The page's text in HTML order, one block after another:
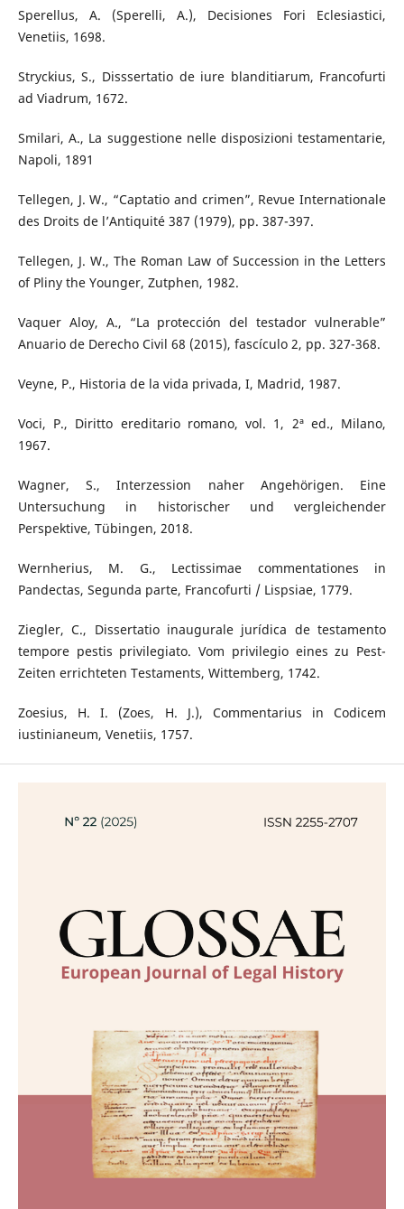
Sperellus, A. (Sperelli, A.), Decisiones Fori Eclesiastici,
Venetiis, 1698.
Stryckius, S., Disssertatio de iure blanditiarum, Francofurti
ad Viadrum, 1672.
Smilari, A., La suggestione nelle disposizioni testamentarie,
Napoli, 1891
Tellegen, J. W., “Captatio and crimen”, Revue Internationale
des Droits de l’Antiquité 387 (1979), pp. 387-397.
Tellegen, J. W., The Roman Law of Succession in the Letters
of Pliny the Younger, Zutphen, 1982.
Vaquer Aloy, A., “La protección del testador vulnerable”
Anuario de Derecho Civil 68 (2015), fascículo 2, pp. 327-368.
Veyne, P., Historia de la vida privada, I, Madrid, 1987.
Voci, P., Diritto ereditario romano, vol. 1, 2ª ed., Milano,
1967.
Wagner, S., Interzession naher Angehörigen. Eine
Untersuchung in historischer und vergleichender
Perspektive, Tübingen, 2018.
Wernherius, M. G., Lectissimae commentationes in
Pandectas, Segunda parte, Francofurti / Lispsiae, 1779.
Ziegler, C., Dissertatio inaugurale jurídica de testamento
tempore pestis privilegiato. Vom privilegio eines zu Pest-
Zeiten errichteten Testaments, Wittemberg, 1742.
Zoesius, H. I. (Zoes, H. J.), Commentarius in Codicem
iustinianeum, Venetiis, 1757.